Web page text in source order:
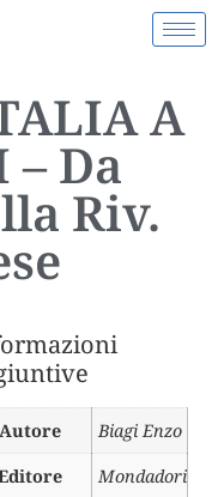
A
– Da
Riv.
Autore
Biagi Enzo
Mondadori